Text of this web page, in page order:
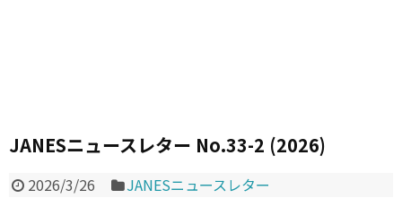
JANESニュースレター No.33-2 (2026)
2026/3/26
JANESニュースレター